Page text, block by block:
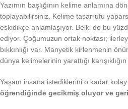
Yazımın başlığının kelime anlamına
toplayabilirsiniz. Kelime tasarrufu
eskidikçe anlamlaşıyor. Belki de bu
ediyor. Çoğumuzun ortak noktası;
bıkkınlığı var. Manyetik kirlenmenin
dünya kelimelerinin yarattığı
Yaşam insana istediklerini o kadar
öğrendiğinde gecikmiş oluyor ve